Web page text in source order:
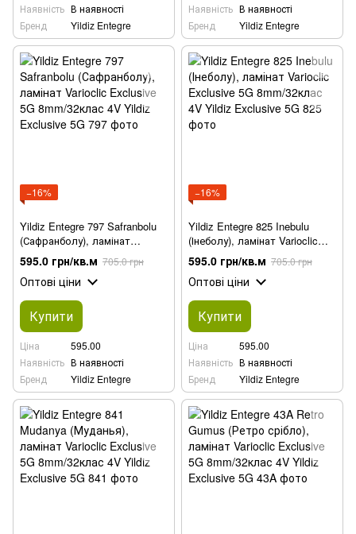
Наявність В наявності
Бренд
Yildiz Entegre
Наявність В наявності
Бренд
Yildiz Entegre
−16%
Yildiz Entegre 797 Safranbolu
(Сафранболу), ламінат
Varioclic Exclusive 5G
8mm/32клас 4V
595.0 грн/кв.м 705.0 грн
Оптові ціни
Купити
Ціна
595.00
Наявність В наявності
Бренд
Yildiz Entegre
−16%
Yildiz Entegre 825 Inebulu
(Інеболу), ламінат Varioclic
Exclusive 5G 8mm/32клас 4V
595.0 грн/кв.м 705.0 грн
Оптові ціни
Купити
Ціна
595.00
Наявність В наявності
Бренд
Yildiz Entegre